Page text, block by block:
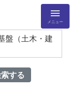
メニュー
盤（土木・建
する